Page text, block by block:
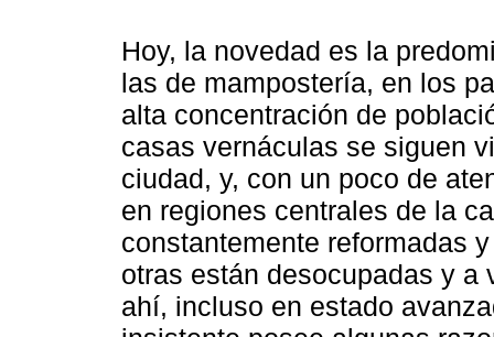
Hoy, la novedad es la
las de mampostería, en los
alta concentración de
casas vernáculas se siguen
ciudad, y, con un poco de
en regiones centrales de la
constantemente reformadas
otras están desocupadas y a
ahí, incluso en estado